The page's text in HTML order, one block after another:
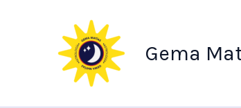
Gema